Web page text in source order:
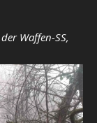
Waffen-SS,